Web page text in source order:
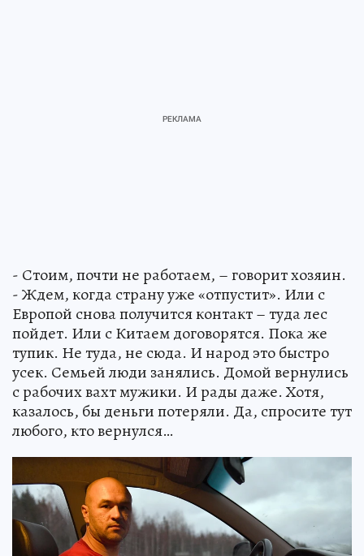
- Стоим, почти не работаем, – говорит хозяин.
- Ждем, когда страну уже «отпустит». Или с
Европой снова получится контакт – туда лес
пойдет. Или с Китаем договорятся. Пока же
тупик. Не туда, не сюда. И народ это быстро
усек. Семьей люди занялись. Домой вернулись
с рабочих вахт мужики. И рады даже. Хотя,
казалось, бы деньги потеряли. Да, спросите тут
любого, кто вернулся…